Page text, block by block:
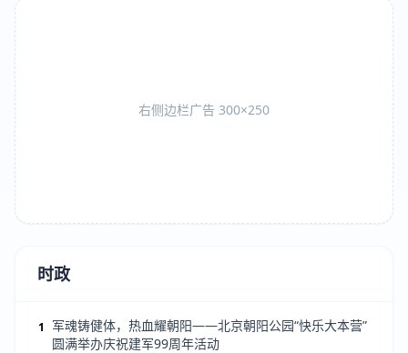
右侧边栏广告 300×250
时政
1
军魂铸健体，热血耀朝阳——北京朝阳公园“快乐大本营”
圆满举办庆祝建军99周年活动